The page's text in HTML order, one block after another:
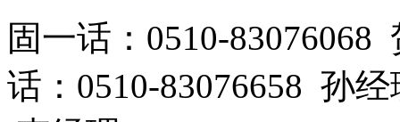
固一话：0510-
话：0510-83076658 孙